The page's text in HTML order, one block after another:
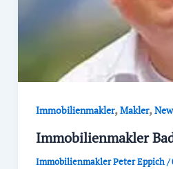
Immobilienmakler,Makler,
Immobilienmakler
Immobilienmakler Peter Eppich/